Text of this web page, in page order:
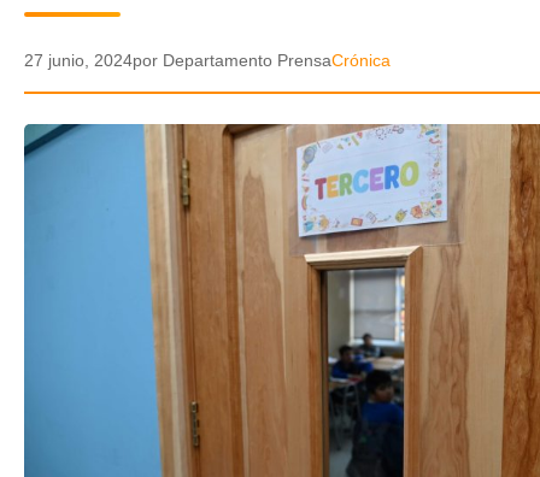
AUDIOS
TRANSPARENCIA
27 junio, 2024por Departamento PrensaCrónica